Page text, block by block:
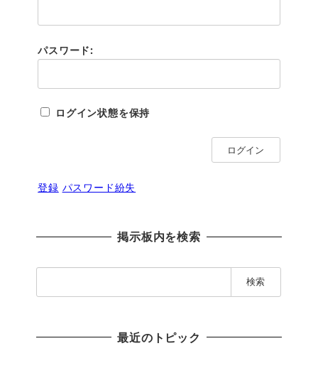
パスワード:
ログイン状態を保持
ログイン
登録 パスワード紛失
掲示板内を検索
索
最近のトピック